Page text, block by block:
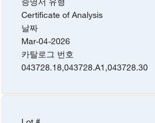
Certificate of Analysis
날짜
Mar-04-2026
카탈로그 번호
043728.18,043728.A1 ,043728.30